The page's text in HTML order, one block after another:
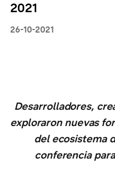
2021
26-10-2021
Desarrolladores,
exploraron nuevas
del ecosistema
conferencia